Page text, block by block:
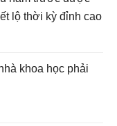
lộ thời kỳ đỉnh cao
khoa học phải